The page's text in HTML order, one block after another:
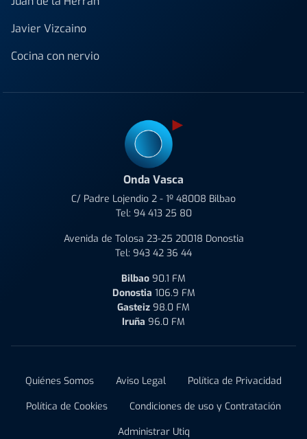
Javier Vizcaino
Cocina con nervio
Onda Vasca
C/ Padre Lojendio 2 - 1º 48008 Bilbao
Tel: 94 413 25 80
Avenida de Tolosa 23-25 20018 Donostia
Tel: 943 42 36 44
Bilbao 90.1 FM
Donostia 106.9 FM
Gasteiz 98.0 FM
Iruña 96.0 FM
Quiénes Somos Aviso Legal
Política de Privacidad
Política de Cookies
Condiciones de uso y Contratación
Administrar Utiq